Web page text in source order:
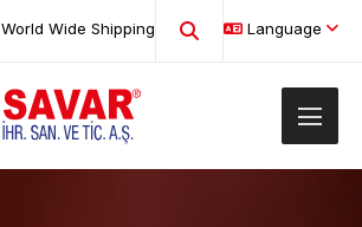
World Wide Shipping Language